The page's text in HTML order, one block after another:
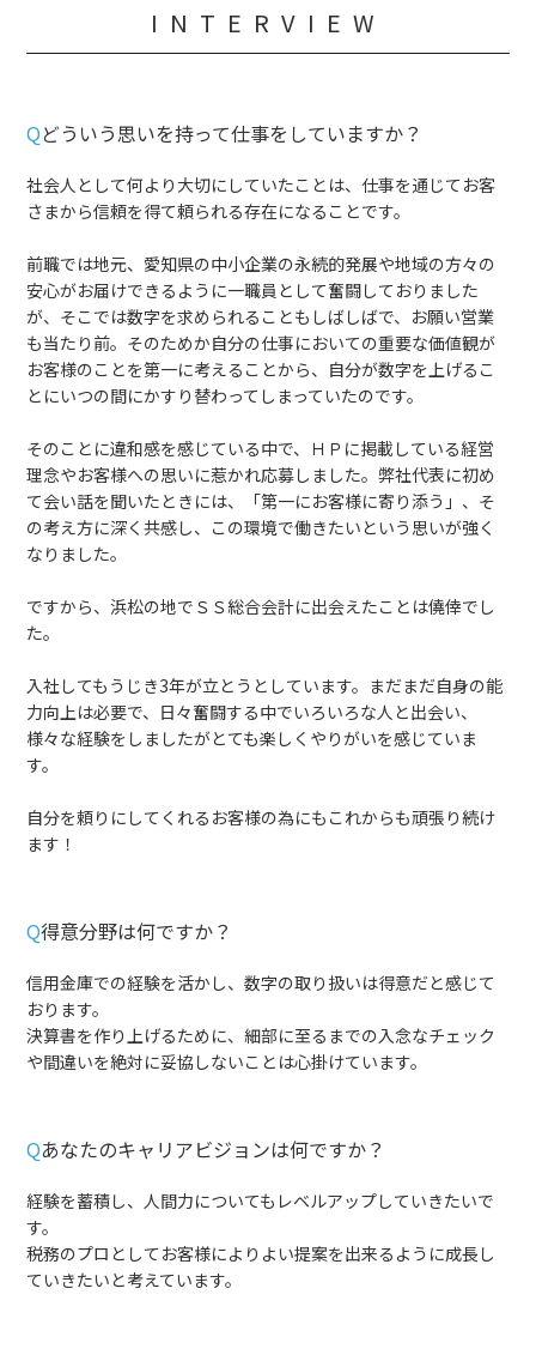
INTERVIEW
Qどういう思いを持って仕事をしていますか？
社会人として何より大切にしていたことは、仕事を通じてお客
さまから信頼を得て頼られる存在になることです。
前職では地元、愛知県の中小企業の永続的発展や地域の方々の
安心がお届けできるように一職員として奮闘しておりました
が、そこでは数字を求められることもしばしばで、お願い営業
も当たり前。そのためか自分の仕事においての重要な価値観が
お客様のことを第一に考えることから、自分が数字を上げるこ
とにいつの間にかすり替わってしまっていたのです。
そのことに違和感を感じている中で、ＨＰに掲載している経営
理念やお客様への思いに惹かれ応募しました。弊社代表に初め
て会い話を聞いたときには、「第一にお客様に寄り添う」、そ
の考え方に深く共感し、この環境で働きたいという思いが強く
なりました。
ですから、浜松の地でＳＳ総合会計に出会えたことは僥倖でし
た。
入社してもうじき3年が立とうとしています。まだまだ自身の能
力向上は必要で、日々奮闘する中でいろいろな人と出会い、
様々な経験をしましたがとても楽しくやりがいを感じていま
す。
自分を頼りにしてくれるお客様の為にもこれからも頑張り続け
ます！
Q得意分野は何ですか？
信用金庫での経験を活かし、数字の取り扱いは得意だと感じて
おります。
決算書を作り上げるために、細部に至るまでの入念なチェック
や間違いを絶対に妥協しないことは心掛けています。
Qあなたのキャリアビジョンは何ですか？
経験を蓄積し、人間力についてもレベルアップしていきたいで
す。
税務のプロとしてお客様によりよい提案を出来るように成長し
ていきたいと考えています。